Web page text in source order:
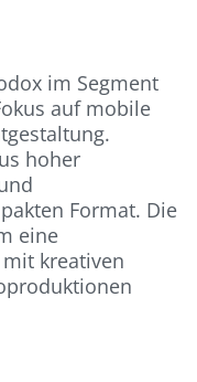
im Segment
auf mobile
hoher
Format. Die
eine
kreativen